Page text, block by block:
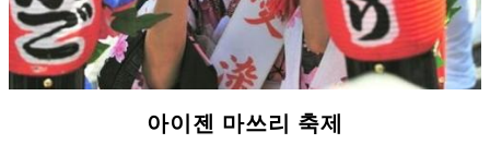
아이젠 마쓰리 축제